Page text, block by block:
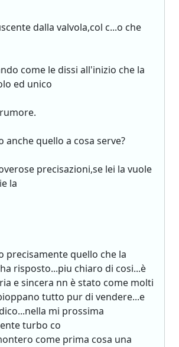
dalla valvola,col c...o che
come le dissi all'inizio che la
ed unico
anche quello a cosa serve?
precisazioni,se lei la vuole
la
precisamente quello che la
risposto...piu chiaro di cosi...è
e sincera nn è stato come molti
tutto pur di vendere...e
mi prossima
turbo co
come prima cosa una